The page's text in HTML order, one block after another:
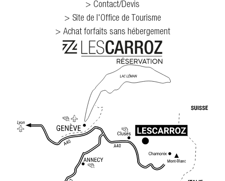
Contact/Devis
Site de l'Office de Tourisme
Achat forfaits sans hébergement